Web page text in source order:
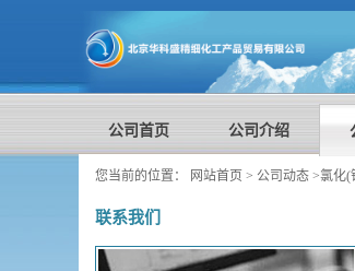
公司首页 公司介绍
您当前的位置： 网站首页 > 公司动态 >氯化(
联系我们